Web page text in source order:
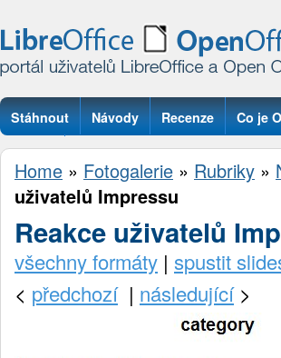
Stáhnout Návody Recenze Co je
Otázky
Home » Fotogalerie » Rubriky »
uživatelů Impressu
Reakce uživatelů
všechny formáty | spustit
< předchozí| následující>